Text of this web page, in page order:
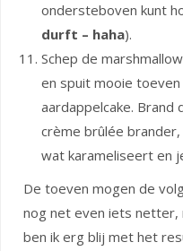
ondersteboven kunt
durft – haha).
Schep de
en spuit mooie
aardappelcake.
crème brûlée
wat karameliseert en
De toeven mogen de
nog net even iets netter,
ben ik erg blij met het